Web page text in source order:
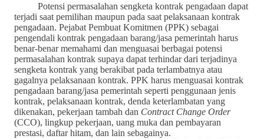
Potensi permasalahan sengketa kontrak pengadaan dapat
terjadi saat pemilihan maupun pada saat pelaksanaan kontrak
pengadaan. Pejabat Pembuat Komitmen (PPK) sebagai
pengendali kontrak pengadaan barang/jasa pemerintah harus
benar-benar memahami dan menguasai berbagai potensi
permasalahan kontrak supaya dapat terhindar dari terjadinya
sengketa kontrak yang berakibat pada terlambatnya atau
gagalnya pelaksanaan kontrak. PPK harus menguasai kontrak
pengadaan barang/jasa pemerintah seperti penggunaan jenis
kontrak, pelaksanaan kontrak, denda keterlambatan yang
dikenakan, pekerjaan tambah dan Contract Change Order
(CCO), lingkup pekerjaan, uang muka dan pembayaran
prestasi, daftar hitam, dan lain sebagainya.